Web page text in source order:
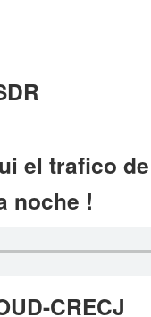
el trafico
noche !
CRECJ